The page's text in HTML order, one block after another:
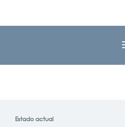
Estado actual